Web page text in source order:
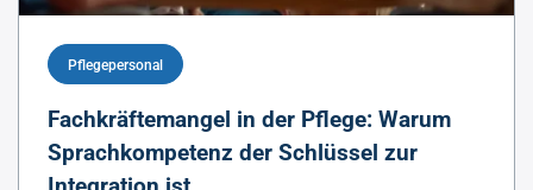
Pflegepersonal
Fachkräftemangel in der Pflege: Warum
Sprachkompetenz der Schlüssel zur